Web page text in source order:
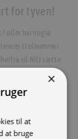
for tyven!
eller har nogle
stelnummer
herfra vil NIU sætte
som gør at
blev leveret
et ekstra batteri
×
til at
at bruge